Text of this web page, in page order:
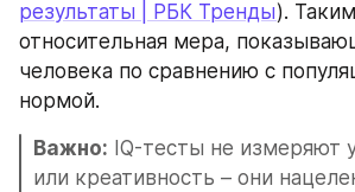
результаты | РБК Тренды).
относительная мера,
человека по сравнению с
нормой.
Важно: IQ-тесты не измеряют
или креативность – они